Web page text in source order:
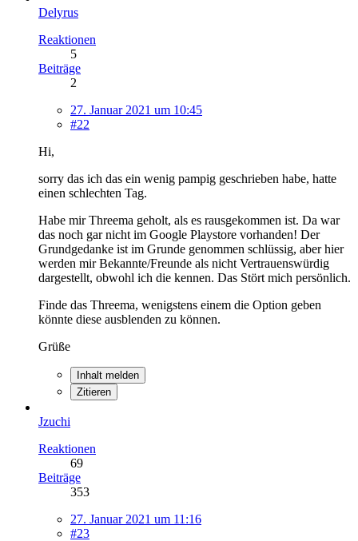
Delyrus
Reaktionen
5
Beiträge
2
27. Januar 2021 um 10:45
#22
Hi,
sorry das ich das ein wenig pampig geschrieben habe, hatte
einen schlechten Tag.
Habe mir Threema geholt, als es rausgekommen ist. Da war
das noch gar nicht im Google Playstore vorhanden! Der
Grundgedanke ist im Grunde genommen schlüssig, aber hier
werden mir Bekannte/Freunde als nicht Vertrauenswürdig
dargestellt, obwohl ich die kennen. Das Stört mich persönlich.
Finde das Threema, wenigstens einem die Option geben
könnte diese ausblenden zu können.
Grüße
Inhalt melden
Zitieren
Jzuchi
Reaktionen
69
Beiträge
353
27. Januar 2021 um 11:16
#23